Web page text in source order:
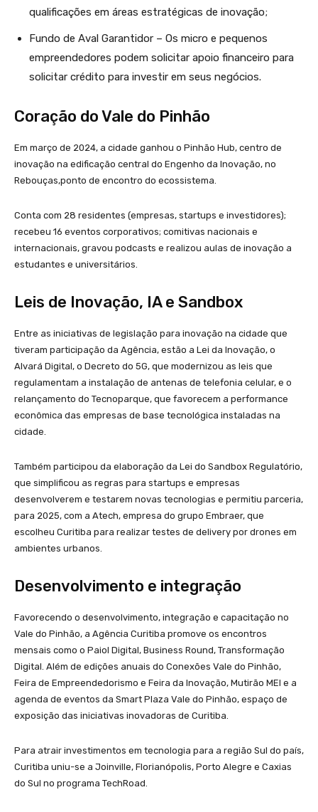
qualificações em áreas estratégicas de inovação;
Fundo de Aval Garantidor – Os micro e pequenos
empreendedores podem solicitar apoio financeiro para
solicitar crédito para investir em seus negócios.
Coração do Vale do Pinhão
Em março de 2024, a cidade ganhou o Pinhão Hub, centro de
inovação na edificação central do Engenho da Inovação, no
Rebouças,ponto de encontro do ecossistema.
Conta com 28 residentes (empresas, startups e investidores);
recebeu 16 eventos corporativos; comitivas nacionais e
internacionais, gravou podcasts e realizou aulas de inovação a
estudantes e universitários.
Leis de Inovação, IA e Sandbox
Entre as iniciativas de legislação para inovação na cidade que
tiveram participação da Agência, estão a Lei da Inovação, o
Alvará Digital, o Decreto do 5G, que modernizou as leis que
regulamentam a instalação de antenas de telefonia celular, e o
relançamento do Tecnoparque, que favorecem a performance
econômica das empresas de base tecnológica instaladas na
cidade.
Também participou da elaboração da Lei do Sandbox Regulatório,
que simplificou as regras para startups e empresas
desenvolverem e testarem novas tecnologias e permitiu parceria,
para 2025, com a Atech, empresa do grupo Embraer, que
escolheu Curitiba para realizar testes de delivery por drones em
ambientes urbanos.
Desenvolvimento e integração
Favorecendo o desenvolvimento, integração e capacitação no
Vale do Pinhão, a Agência Curitiba promove os encontros
mensais como o Paiol Digital, Business Round, Transformação
Digital. Além de edições anuais do Conexões Vale do Pinhão,
Feira de Empreendedorismo e Feira da Inovação, Mutirão MEI e a
agenda de eventos da Smart Plaza Vale do Pinhão, espaço de
exposição das iniciativas inovadoras de Curitiba.
Para atrair investimentos em tecnologia para a região Sul do país,
Curitiba uniu-se a Joinville, Florianópolis, Porto Alegre e Caxias
do Sul no programa TechRoad.